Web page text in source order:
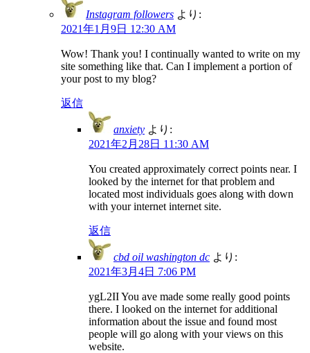
Instagram followers より:
2021年1月9日 12:30 AM
Wow! Thank you! I continually wanted to write on my
site something like that. Can I implement a portion of
your post to my blog?
返信
anxiety より:
2021年2月28日 11:30 AM
You created approximately correct points near. I
looked by the internet for that problem and
located most individuals goes along with down
with your internet internet site.
返信
cbd oil washington dc より:
2021年3月4日 7:06 PM
ygL2II You ave made some really good points
there. I looked on the internet for additional
information about the issue and found most
people will go along with your views on this
website.